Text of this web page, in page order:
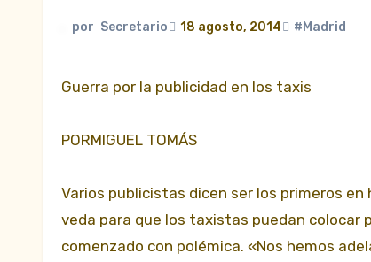
por Secretario 18 agosto, 2014 #Madrid
Guerra por la publicidad en los taxis
PORMIGUEL TOMÁS
Varios publicistas dicen ser los primeros
veda para que los taxistas puedan colocar
comenzado con polémica. «Nos hemos